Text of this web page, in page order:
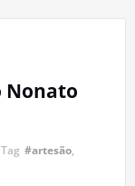
Nonato
Tag #artesão,